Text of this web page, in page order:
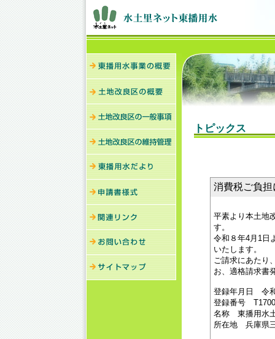
トピックス
消費税ご負
平素より本土地
す。
令和８年4月1日
いたします。
ご請求にあたり
お、適格請求書
登録年月日 令
登録番号
名称 東播用水
所在地 兵庫県